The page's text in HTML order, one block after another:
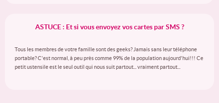
ASTUCE : Et si vous envoyez vos cartes par SMS ?
Tous les membres de votre famille sont des geeks? Jamais sans leur téléphone
portable? C'est normal, à peu près comme 99% de la population aujourd'hui!!! Ce
petit ustensile est le seul outil qui nous suit partout... vraiment partout...